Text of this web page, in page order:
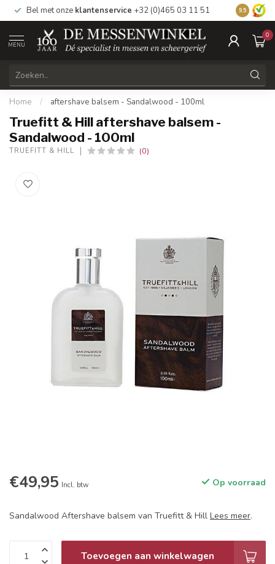
Bel met onze klantenservice +32 (0)465 03 11 51 Bezoek
9.5
MENU
0
Home / aftershave balsem - Sandalwood - 100ml
Truefitt & Hill aftershave balsem -
Sandalwood - 100ml
TRUEFITT & HILL (0)
€49,95 Incl. btw Op voorraad
Sandalwood Aftershave balsem van Truefitt & Hill Lees meer.
Toevoegen aan winkelwagen